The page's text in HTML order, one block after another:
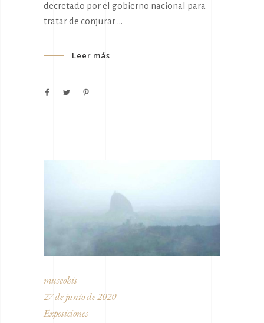
decretado por el gobierno nacional para
tratar de conjurar
Leer más
museohis
27 de junio de 2020
Exposiciones